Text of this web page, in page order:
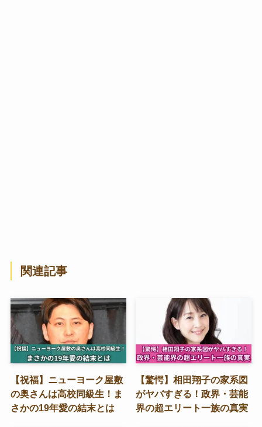
関連記事
【祝福】ニューヨーク屋敷
の奥さんは高校同級生！ま
さかの19年愛の結末とは
【驚愕】相田翔子の家系図
がヤバすぎる！政界・芸能
界の超エリート一族の真実